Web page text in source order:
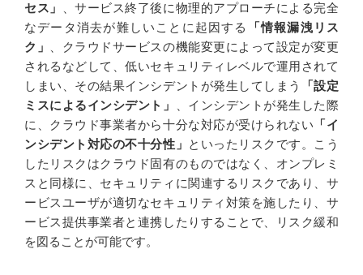
セス」
、サービス終了後に物理的アプローチによる完全
なデータ消去が難しいことに起因する
「情報漏洩リス
ク」 、クラウドサービスの機能変更によって設定が変更
されるなどして、低いセキュリティレベルで運用されて
しまい、その結果インシデントが発生してしまう
「設定
ミスによるインシデント」
、インシデントが発生した際
に、クラウド事業者から十分な対応が受けられない 「イ
ンシデント対応の不十分性」 といったリスクです。こう
したリスクはクラウド固有のものではなく、オンプレミ
スと同様に、セキュリティに関連するリスクであり、サ
ービスユーザが適切なセキュリティ対策を施したり、サ
ービス提供事業者と連携したりすることで、リスク緩和
を図ることが可能です。